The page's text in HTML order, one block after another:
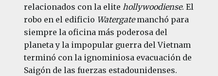
relacionados con la elite hollywoodiense. El
robo en el edificio Watergatemanchó para
siempre la oficina más poderosa del
planeta y la impopular guerra del Vietnam
terminó con la ignominiosa evacuación de
Saigón de las fuerzas estadounidenses.